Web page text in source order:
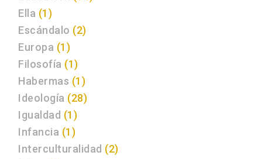
Ella (1)
Escándalo (2)
Europa (1)
Filosofía (1)
Habermas (1)
Ideología (28)
Igualdad (1)
Infancia (1)
Interculturalidad (2)